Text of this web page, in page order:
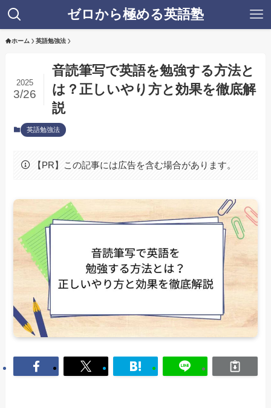
ゼロから極める英語塾
ホーム 英語勉強法
音読筆写で英語を勉強する方法と
は？正しいやり方と効果を徹底解
説
2025
3/26
英語勉強法
【PR】この記事には広告を含む場合があります。